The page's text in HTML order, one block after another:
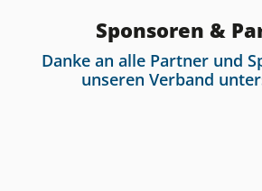
Sponsoren &
Danke an alle Partner und
unseren Verband